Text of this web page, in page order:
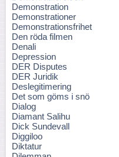
Demonstration
Demonstrationer
Demonstrationsfrihet
Den röda filmen
Denali
Depression
DER Disputes
DER Juridik
Deslegitimering
Det som göms i snö
Dialog
Diamant Salihu
Dick Sundevall
Diggiloo
Diktatur